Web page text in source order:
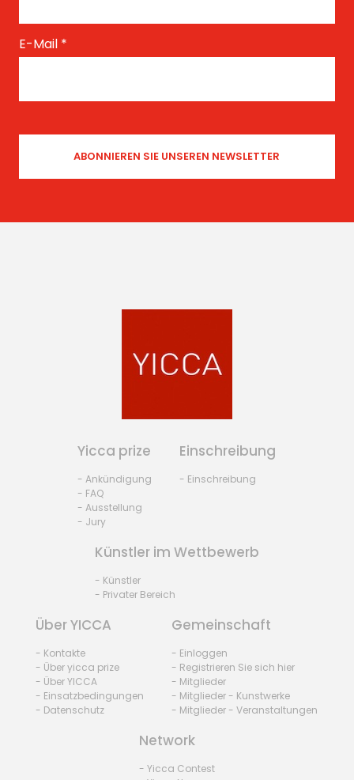
E-Mail *
Yicca prize
- Ankündigung
- FAQ
- Ausstellung
- Jury
Einschreibung
- Einschreibung
Künstler im Wettbewerb
- Künstler
- Privater Bereich
Über YICCA
- Kontakte
- Über yicca prize
- Über YICCA
- Einsatzbedingungen
- Datenschutz
Gemeinschaft
- Einloggen
- Registrieren Sie sich hier
- Mitglieder
- Mitglieder - Kunstwerke
- Mitglieder - Veranstaltungen
Network
- Yicca Contest